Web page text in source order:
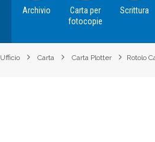
Archivio
Carta per
fotocopie
Scrittura
Ufficio Carta Carta Plotter Rotolo